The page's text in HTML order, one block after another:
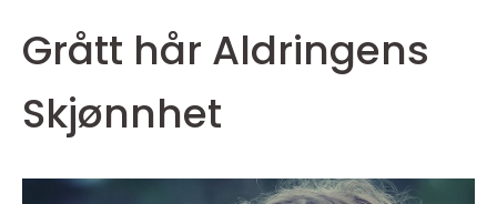
Grått hår Aldringens
Skjønnhet